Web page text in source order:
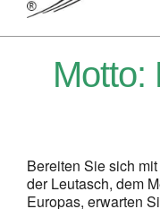
Motto:
Bereiten Sie sich
der Leutasch, dem
Europas, erwarten